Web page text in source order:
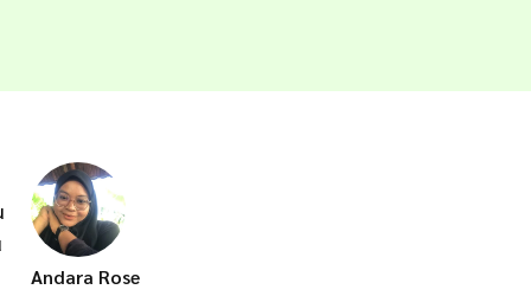
Andara Rose